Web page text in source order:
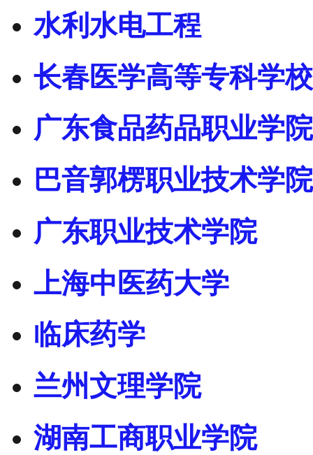
水利水电工程
长春医学高等专科学校
广东食品药品职业学院
巴音郭楞职业技术学院
广东职业技术学院
上海中医药大学
临床药学
兰州文理学院
湖南工商职业学院